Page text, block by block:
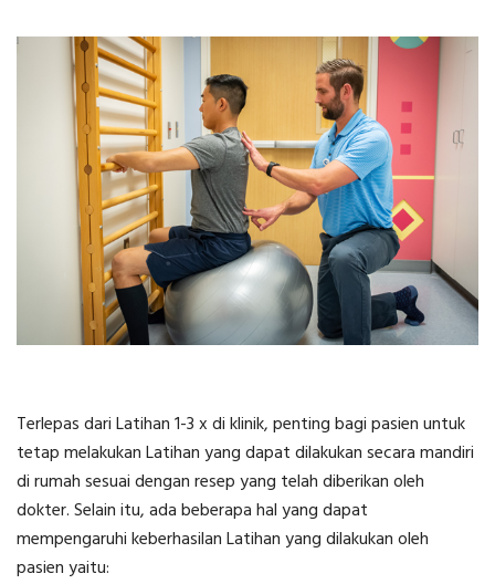
Terlepas dari Latihan 1-3 x di klinik, penting bagi pasien untuk
tetap melakukan Latihan yang dapat dilakukan secara mandiri
di rumah sesuai dengan resep yang telah diberikan oleh
dokter. Selain itu, ada beberapa hal yang dapat
mempengaruhi keberhasilan Latihan yang dilakukan oleh
pasien yaitu: